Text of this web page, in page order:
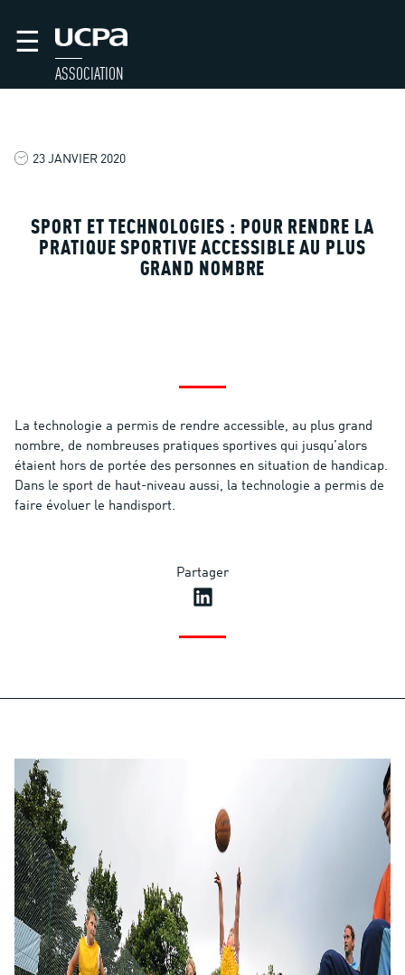
☰
ASSOCIATION
23 JANVIER 2020
SPORT ET TECHNOLOGIES : POUR RENDRE LA
PRATIQUE SPORTIVE ACCESSIBLE AU PLUS
GRAND NOMBRE
La technologie a permis de rendre accessible, au plus grand
nombre, de nombreuses pratiques sportives qui jusqu’alors
étaient hors de portée des personnes en situation de handicap.
Dans le sport de haut-niveau aussi, la technologie a permis de
faire évoluer le handisport.
Partager